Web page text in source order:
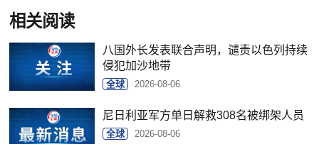
相关阅读
八国外长发表联合声明，谴责以色列持续
侵犯加沙地带
全球 2026-08-06
尼日利亚军方单日解救308名被绑架人员
全球 2026-08-06